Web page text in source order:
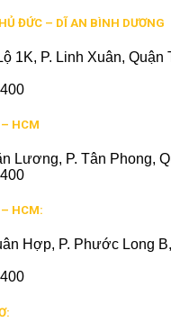
ĐỨC – DĨ AN BÌNH DƯƠNG
1K, P. Linh Xuân, Quận
HCM
Lương, P. Tân Phong,
HCM:
Hợp, P. Phước Long